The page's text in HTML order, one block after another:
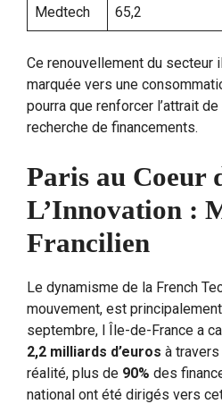
Medtech 65,2
Ce renouvellement du secteur
marquée vers une
pourra que renforcer l’attrait
recherche de financements.
Paris au Coeur
L’Innovation :
Francilien
Le dynamisme de la French
mouvement, est
septembre, l Île-de-France a
2,2 milliards d’euros à
réalité, plus de 90% des
national ont été dirigés vers